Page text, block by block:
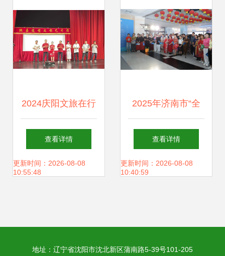
水平
2024庆阳文旅在行
动 丰富文化生活，
凝聚精神力量——
查看详情
更新时间：2026-08-08
10:55:48
2025年济南市“全
民健身日”主题系列
活动盛大开启 全民
新气象
查看详情
更新时间：2026-08-08
10:40:59
地址：辽宁省沈阳市沈北新区蒲南路5-39号101-205